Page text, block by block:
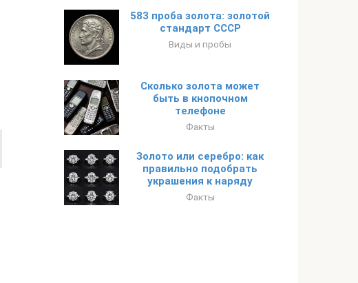
583 проба золота: золотой
стандарт СССР
Виды и пробы
Сколько золота может
быть в кнопочном
телефоне
Факты
Золото или серебро: как
правильно подобрать
украшения к наряду
Факты